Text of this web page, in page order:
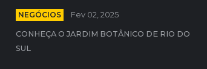
NEGÓCIOS Fev 02, 2025
CONHEÇA O JARDIM BOTÂNICO DE RIO DO
SUL